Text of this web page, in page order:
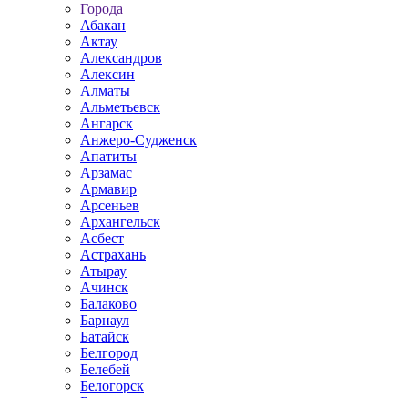
Города
Абакан
Актау
Александров
Алексин
Алматы
Альметьевск
Ангарск
Анжеро-Судженск
Апатиты
Арзамас
Армавир
Арсеньев
Архангельск
Асбест
Астрахань
Атырау
Ачинск
Балаково
Барнаул
Батайск
Белгород
Белебей
Белогорск